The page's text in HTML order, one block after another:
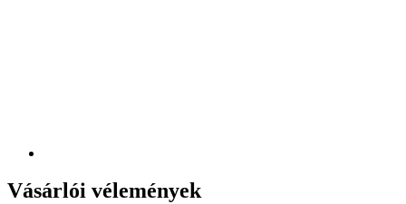
Vásárlói vélemények